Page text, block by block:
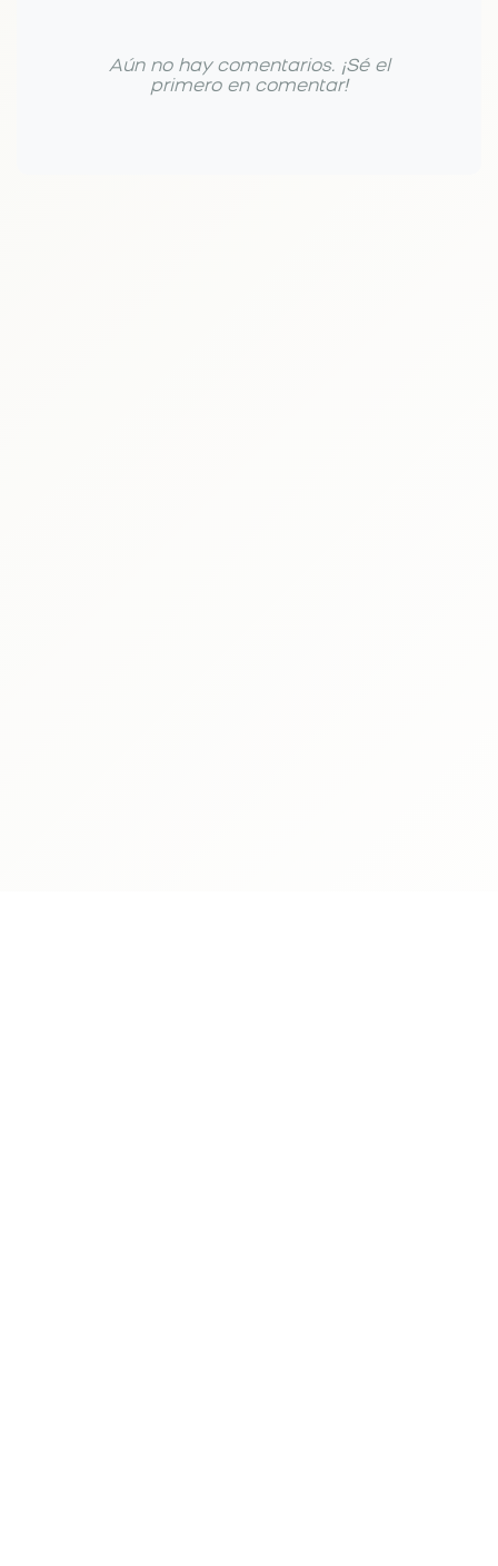
Aún no hay comentarios. ¡Sé el
primero en comentar!